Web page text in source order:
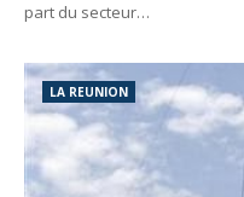
part du secteur…
LA REUNION